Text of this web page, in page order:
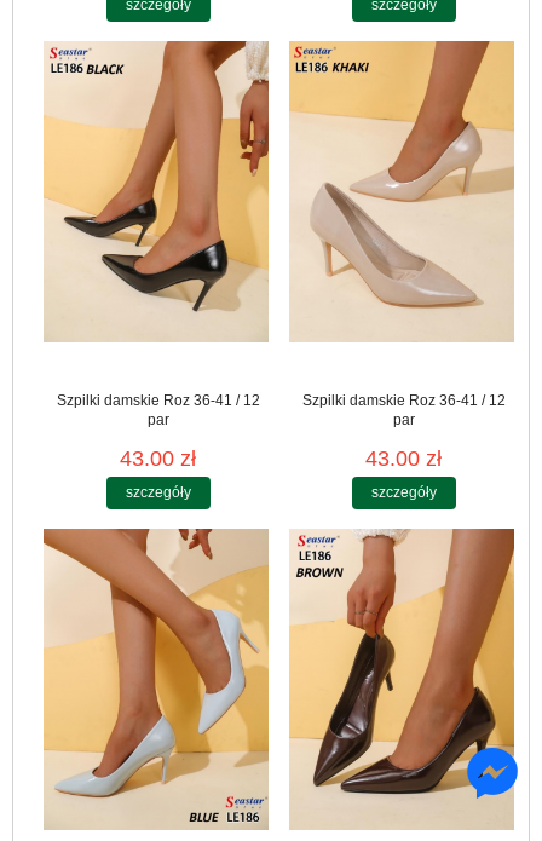
szczegóły szczegóły
Szpilki damskie Roz 36-41 / 12
par
43.00 zł
szczegóły
Szpilki damskie Roz 36-41 / 12
par
43.00 zł
szczegóły